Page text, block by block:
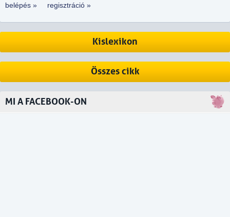
belépés » regisztráció »
Kislexikon
Összes cikk
MI A FACEBOOK-ON